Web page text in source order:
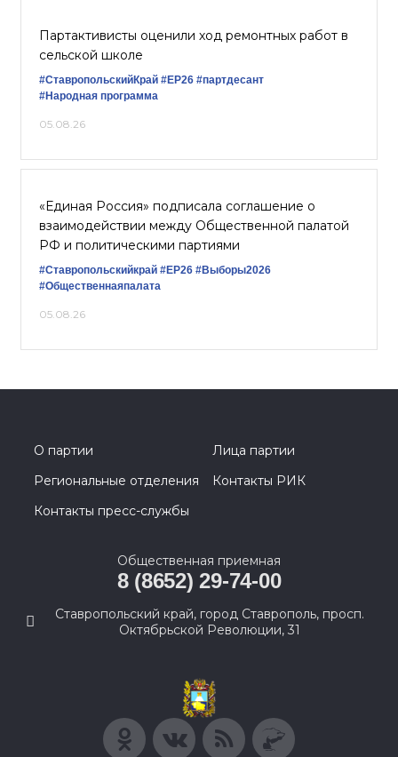
Партактивисты оценили ход ремонтных работ в
сельской школе
#СтавропольскийКрай #ЕР26 #партдесант
#Народная программа
05.08.26
«Единая Россия» подписала соглашение о
взаимодействии между Общественной палатой
РФ и политическими партиями
#Ставропольскийкрай #ЕР26 #Выборы2026
#Общественнаяпалата
05.08.26
О партии
Лица партии
Региональные отделения
Контакты РИК
Контакты пресс-службы
Общественная приемная
8 (8652) 29-74-00
Ставропольский край, город Ставрополь, просп.
Октябрьской Революции, 31